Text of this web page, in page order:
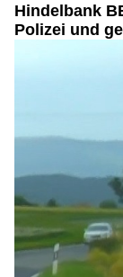
Hindelbank
Polizei und